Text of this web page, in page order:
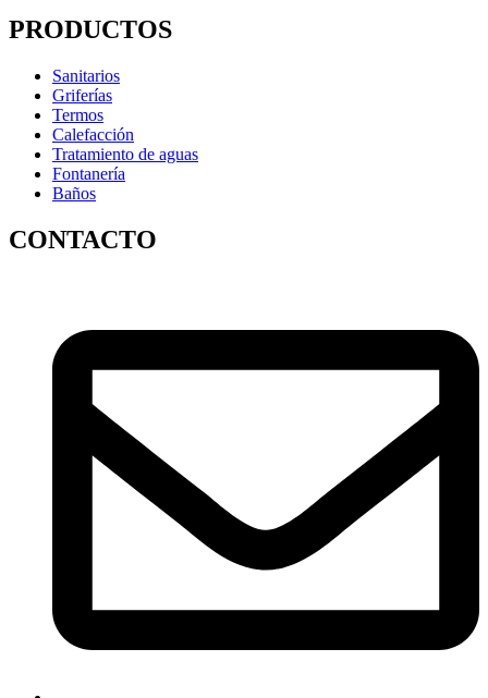
PRODUCTOS
Sanitarios
Griferías
Termos
Calefacción
Tratamiento de aguas
Fontanería
Baños
CONTACTO